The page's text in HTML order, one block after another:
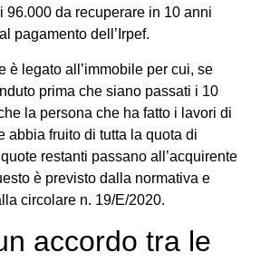
96.000 da recuperare in 10 anni
pagamento dell’Irpef.
è legato all’immobile per cui, se
prima che siano passati i 10
la persona che ha fatto i lavori di
abbia fruito di tutta la quota di
restanti passano all’acquirente
è previsto dalla normativa e
circolare n. 19/E/2020.
accordo tra le